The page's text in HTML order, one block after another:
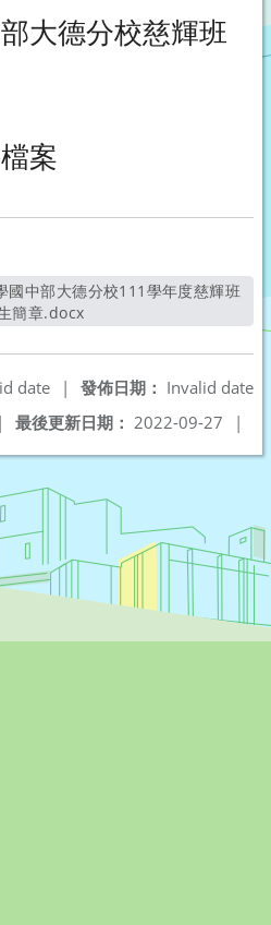
大德分校慈輝班
案
簡章.docx
發佈日期： Invalid date
date
|
最後更新日期： 2022-09-27 |
|